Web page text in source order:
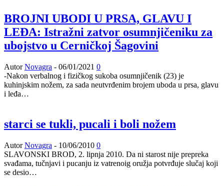
BROJNI UBODI U PRSA, GLAVU I
LEĐA: Istražni zatvor osumnjičeniku za
ubojstvo u Cerničkoj Šagovini
Autor Novagra - 06/01/2021 0
-Nakon verbalnog i fizičkog sukoba osumnjičenik (23) je
kuhinjskim nožem, za sada neutvrđenim brojem uboda u prsa, glavu
i leđa…
starci se tukli, pucali i boli nožem
Autor Novagra - 10/06/2010 0
SLAVONSKI BROD, 2. lipnja 2010. Da ni starost nije prepreka
svađama, tučnjavi i pucanju iz vatrenoig oružja potvrđuje slučaj koji
se desio…